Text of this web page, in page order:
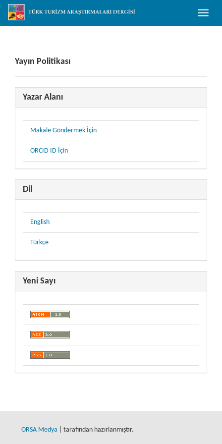
##plugins.themes.bootstrap3.accessible_menu.main_navigation##
##plugins.themes.bootstrap3.accessible_menu.main_content##
##plugins.themes.bootstrap3.accessible_menu.sidebar##
Toggle
Yayın Politikası
Yazar Alanı
Makale Göndermek İçin
ORCID ID İçin
Dil
English
Türkçe
Yeni Sayı
ORSA Medya | tarafından hazırlanmıştır.